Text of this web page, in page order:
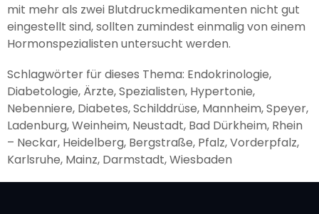
mit mehr als zwei Blutdruckmedikamenten nicht gut
eingestellt sind, sollten zumindest einmalig von einem
Hormonspezialisten untersucht werden.
Schlagwörter für dieses Thema: Endokrinologie,
Diabetologie, Ärzte, Spezialisten, Hypertonie,
Nebenniere, Diabetes, Schilddrüse, Mannheim, Speyer,
Ladenburg, Weinheim, Neustadt, Bad Dürkheim, Rhein
– Neckar, Heidelberg, Bergstraße, Pfalz, Vorderpfalz,
Karlsruhe, Mainz, Darmstadt, Wiesbaden